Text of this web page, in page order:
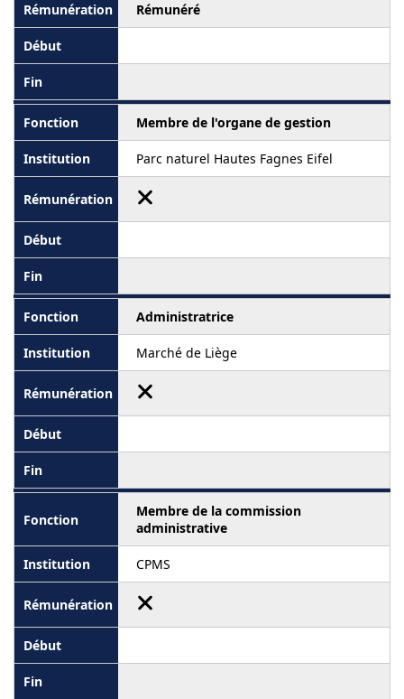
Rémunéré
Membre de l'organe de gestion
Parc naturel Hautes Fagnes Eifel
Administratrice
Marché de Liège
Membre de la commission
administrative
CPMS